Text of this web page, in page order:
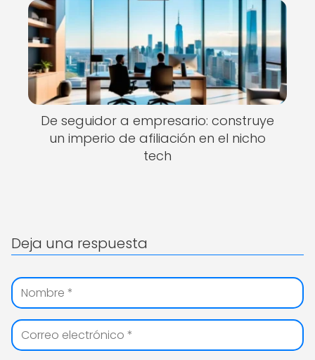
De seguidor a empresario: construye
un imperio de afiliación en el nicho
tech
Deja una respuesta